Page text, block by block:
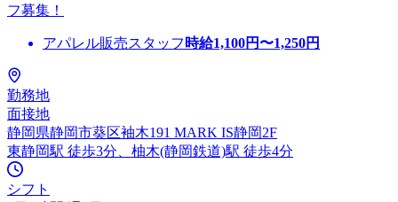
フ募集！
アパレル販売スタッフ 時給1,100円〜1,250円
勤務地
面接地
静岡県静岡市葵区袖木191 MARK IS静岡2F
東静岡駅 徒歩3分、柚木(静岡鉄道)駅 徒歩4分
シフト